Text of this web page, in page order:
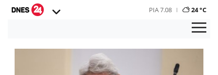
PIA 7.08 24 °C